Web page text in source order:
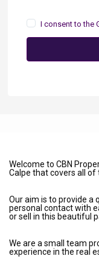
I consent to the
Welcome to CBN
Calpe that covers all of
Our aim is to provide a
personal contact with
or sell in this beautiful
We are a small team
experience in the real